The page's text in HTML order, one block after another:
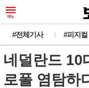
#전체기사 #피지
네덜란드 10
로폴 염탐하